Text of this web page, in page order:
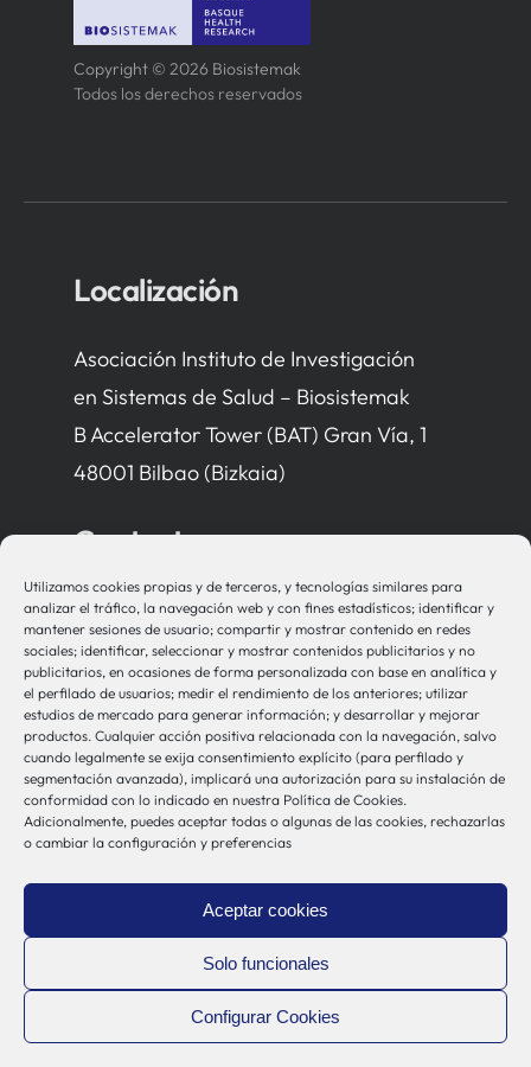
Utilizamos cookies propias y de terceros, y tecnologías similares para
analizar el tráfico, la navegación web y con fines estadísticos; identificar y
mantener sesiones de usuario; compartir y mostrar contenido en redes
sociales; identificar, seleccionar y mostrar contenidos publicitarios y no
publicitarios, en ocasiones de forma personalizada con base en analítica y
el perfilado de usuarios; medir el rendimiento de los anteriores; utilizar
estudios de mercado para generar información; y desarrollar y mejorar
productos. Cualquier acción positiva relacionada con la navegación, salvo
cuando legalmente se exija consentimiento explícito (para perfilado y
segmentación avanzada), implicará una autorización para su instalación de
conformidad con lo indicado en nuestra Política de Cookies.
Adicionalmente, puedes aceptar todas o algunas de las cookies, rechazarlas
o cambiar la configuración y preferencias
Aceptar cookies
Solo funcionales
Configurar Cookies
Copyright © 2026 Biosistemak
Todos los derechos reservados
Localización
Asociación Instituto de Investigación
en Sistemas de Salud – Biosistemak
B Accelerator Tower (BAT) Gran Vía, 1
48001 Bilbao (Bizkaia)
Contacto
bio-sistemak@bio-sistemak.eus
944 00 77 90
Otros Enlaces
Osakidetza
Política de Privacidad
Política de Cookies